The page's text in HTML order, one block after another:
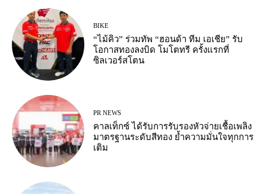
BIKE
“ไม้คิว” ร่วมทัพ “ฮอนด้า ทีม เอเชีย” รับ
โอกาสทองลงบิด โมโตทรี ครั้งแรกที่
ซิลเวอร์สโตน
PR NEWS
คาลเท็กซ์ ได้รับการรับรองหัวจ่ายเชื้อเพลิง
มาตรฐานระดับสีทอง ย้ำความมั่นใจทุกการ
เติม